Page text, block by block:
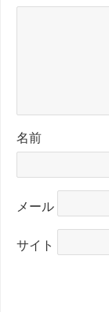
名前
メール
サイト